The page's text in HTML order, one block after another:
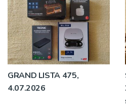
GRAND LISTA 475,
4.07.2026